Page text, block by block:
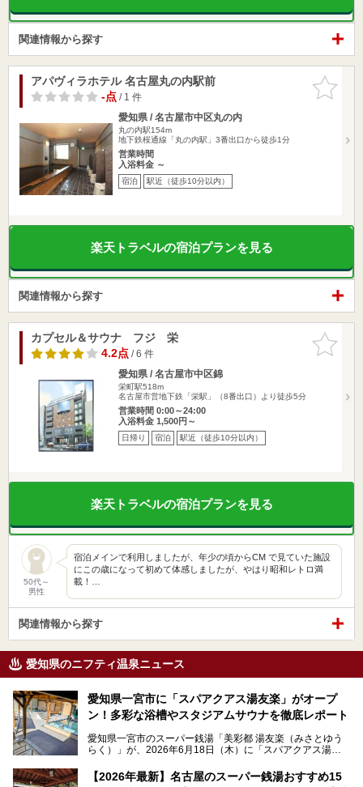
関連情報から探す
お気に入
りに追加
アパヴィラホテル 名古屋丸の内駅前
-点/ 1 件
愛知県 / 名古屋市中区丸の内
丸の内駅154m
地下鉄桜通線「丸の内駅」3番出口から徒歩1分
営業時間
入浴料金 ～
宿泊 駅近（徒歩10分以内）
楽天トラベルの宿泊プランを見る
関連情報から探す
お気に入
りに追加
カプセル＆サウナ フジ 栄
4.2点/ 6 件
愛知県 / 名古屋市中区錦
栄町駅518m
名古屋市営地下鉄「栄駅」（8番出口）より徒歩5分
営業時間 0:00～24:00
入浴料金 1,500円～
日帰り 宿泊 駅近（徒歩10分以内）
楽天トラベルの宿泊プランを見る
50代～
男性
宿泊メインで利用しましたが、年少の頃からCM で見ていた施設
にこの歳になって初めて体感しましたが、やはり昭和レトロ満
載！…
関連情報から探す
愛知県のニフティ温泉ニュース
愛知県一宮市に「スパアクアス湯友楽」がオープ
ン！多彩な浴槽やスタジアムサウナを徹底レポート
愛知県一宮市のスーパー銭湯「美彩都 湯友楽（みさとゆう
らく）」が、2026年6月18日（木）に「スパアクアス湯友
この地で30年にわたり愛され続けてきた施設だからこそ、
【2026年最新】名古屋のスーパー銭湯おすすめ15